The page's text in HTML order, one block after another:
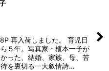
再入荷しました。 育児日
５年。写真家・植本一子が
った、結婚、家族、母、苦
を裏切る一大叙情詩…